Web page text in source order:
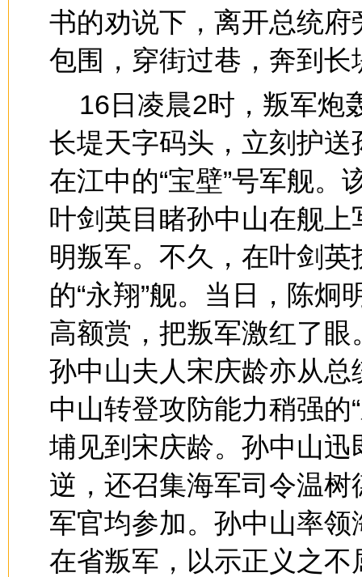
书的劝说下，离开总统
包围，穿街过巷，奔到长
16日凌晨2时，叛军炮
长堤天字码头，立刻护
在江中的“宝壁”号军舰。
叶剑英目睹孙中山在舰
明叛军。不久，在叶剑
的“永翔”舰。当日，陈
高额赏，把叛军激红了
孙中山夫人宋庆龄亦从
中山转登攻防能力稍强的
埔见到宋庆龄。孙中山
逆，还召集海军司令温
军官均参加。孙中山率
在省叛军，以示正义之不